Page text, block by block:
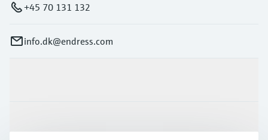
+45 70 131 132
info.dk@endress.com